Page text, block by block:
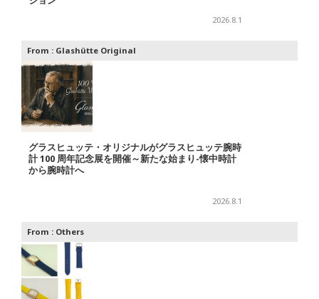
2026.8.1
From : Glashütte Original
グラスヒュッテ・オリジナルがグラスヒュッテ腕時
計 100 周年記念展を開催～新たな始まり-懐中時計
から腕時計へ
2026.8.1
From : Others